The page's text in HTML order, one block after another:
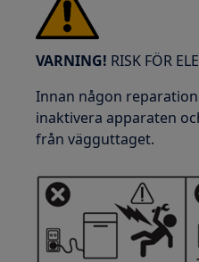
VARNING! RISK FÖR
Innan någon
inaktivera apparaten
från vägguttaget.